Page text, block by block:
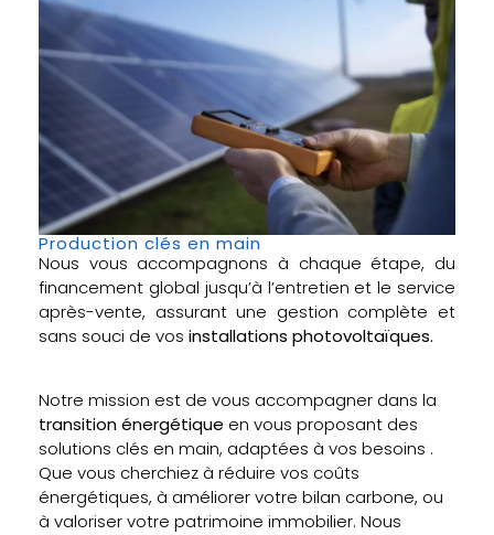
Production clés en main
Nous vous accompagnons à chaque étape, du
financement global jusqu’à l’entretien et le service
après-vente, assurant une gestion complète et
sans souci de vos installations photovoltaïques.
Notre mission est de vous accompagner dans la
transition énergétique en vous proposant des
solutions clés en main, adaptées à vos besoins .
Que vous cherchiez à réduire vos coûts
énergétiques, à améliorer votre bilan carbone, ou
à valoriser votre patrimoine immobilier. Nous